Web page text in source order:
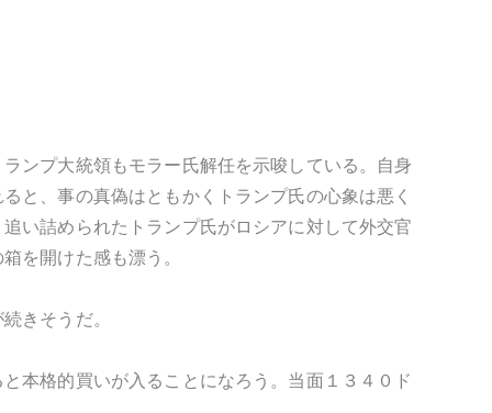
ンプ大統領もモラー氏解任を示唆している。自身
と、事の真偽はともかくトランプ氏の心象は悪く
い詰められたトランプ氏がロシアに対して外交官
を開けた感も漂う。
きそうだ。
本格的買いが入ることになろう。当面１３４０ド